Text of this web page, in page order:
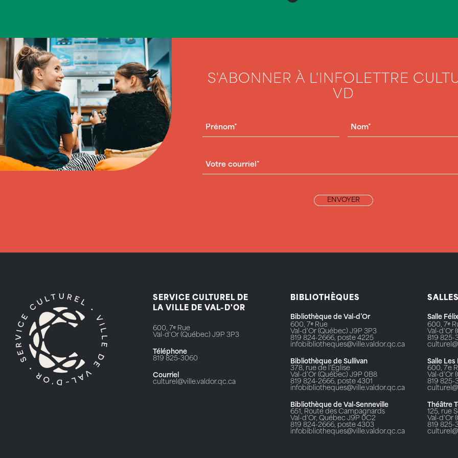
S'ABONNER À L'INFOLETTRE
VD
PRÉNOM NOM(NÉCESSAIRE)
COURRIEL (NÉCESSAIRE)
SERVICE CULTUREL DE
LA VILLE DE VAL-D'OR
600, 7ᵉ Rue
Val-d'Or (Québec) J9P 3P3
Téléphone
819 825-3060
Courriel
culturel@ville.valdor.qc.ca
BIBLIOTHÈQUES
Bibliothèque de Val-d’Or
600, 7ᵉ Rue
Val-d'Or (Québec) J9P 3P3
819 824-2666, poste 4225
infobibliotheques@ville.valdor.qc.ca
Bibliothèque de Sullivan
378, rue de l’Église
Val-d’Or (Québec) J9P 0B8
819 824-2666, poste 4301
infobibliotheques@ville.valdor.qc.ca
Bibliothèque de Val-Senneville
651, Route des Campagnards
Val-d'Or, Québec J9P 0C2
819 824-2666, poste 4303
infobibliotheques@ville.valdor.qc.ca
Salle
600, 7ᵉ
Val-d'Or
819 825-
Salle
600, 7e
Val-d'Or
819 825-
Théâtre
125, rue
Val-d'Or
819 825-